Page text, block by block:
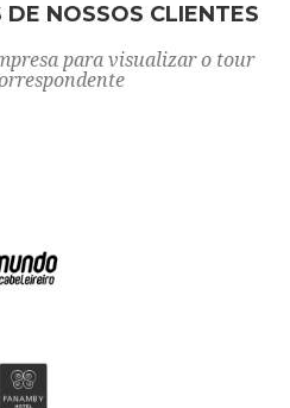
NOSSOS CLIENTES
para visualizar o tour